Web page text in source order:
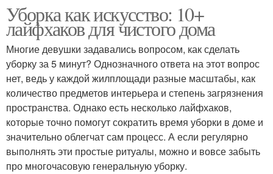
Уборка как искусство: 10+
лайфхаков для чистого дома
Многие девушки задавались вопросом, как сделать
уборку за 5 минут? Однозначного ответа на этот вопрос
нет, ведь у каждой жилплощади разные масштабы, как
количество предметов интерьера и степень загрязнения
пространства. Однако есть несколько лайфхаков,
которые точно помогут сократить время уборки в доме и
значительно облегчат сам процесс. А если регулярно
выполнять эти простые ритуалы, можно и вовсе забыть
про многочасовую генеральную уборку.